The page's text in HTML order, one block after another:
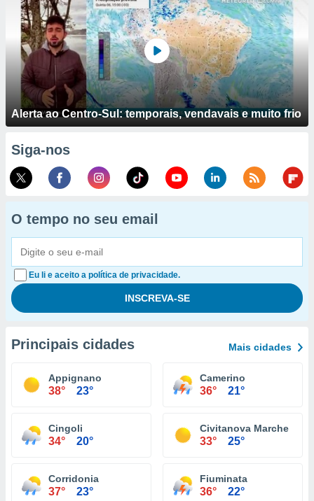
Alerta ao Centro-Sul: temporais, vendavais e muito frio
Siga-nos
O tempo no seu email
Eu li e aceito a política de privacidade.
Principais cidades Mais cidades
Appignano
38° 23°
Camerino
36° 21°
Cingoli
34° 20°
Civitanova Marche
33° 25°
Corridonia
37° 23°
Fiuminata
36° 22°